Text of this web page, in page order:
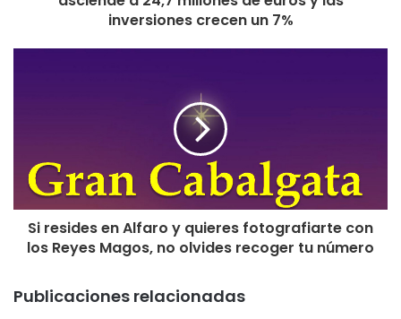
inversiones crecen un 7%
Si resides en Alfaro y quieres fotografiarte con
los Reyes Magos, no olvides recoger tu número
Publicaciones relacionadas